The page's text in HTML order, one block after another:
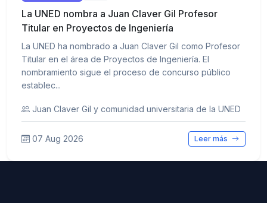
La UNED nombra a Juan Claver Gil Profesor
Titular en Proyectos de Ingeniería
La UNED ha nombrado a Juan Claver Gil como Profesor
Titular en el área de Proyectos de Ingeniería. El
nombramiento sigue el proceso de concurso público
establec...
Juan Claver Gil y comunidad universitaria de la UNED
07 Aug 2026 Leer más